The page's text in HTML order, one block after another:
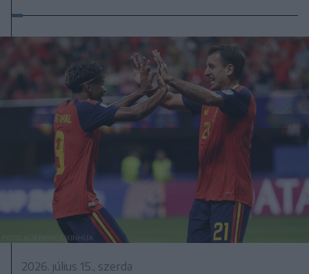
2026. július 15., szerda